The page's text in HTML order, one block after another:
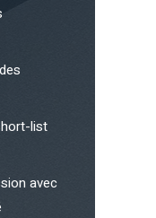
list
avec